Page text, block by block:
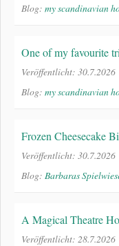
Blog: my scandinavian
One of my favourite
Veröffentlicht: 30.7.2026
Blog: my scandinavian
Frozen Cheesecake
Veröffentlicht: 30.7.2026
Blog: Barbaras
A Magical Theatre
Veröffentlicht: 28.7.2026